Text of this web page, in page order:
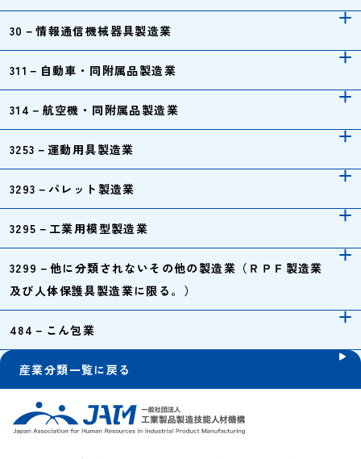
30－情報通信機械器具製造業
311－自動車・同附属品製造業
314－航空機・同附属品製造業
3253－運動用具製造業
3293－パレット製造業
3295－工業用模型製造業
3299－他に分類されないその他の製造業（ＲＰＦ製造業
及び人体保護具製造業に限る。）
484－こん包業
産業分類一覧に戻る